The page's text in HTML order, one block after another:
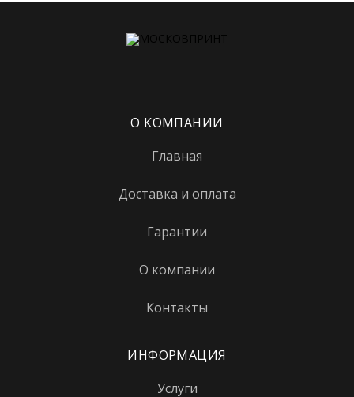
О КОМПАНИИ
Главная
Доставка и оплата
Гарантии
О компании
Контакты
ИНФОРМАЦИЯ
Услуги